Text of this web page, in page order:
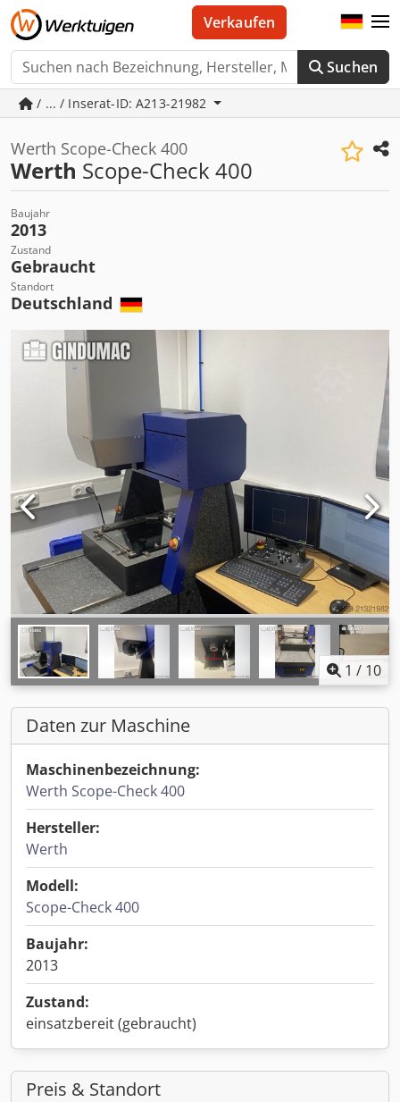
Suchen
Verkaufen
/ ... / Inserat-ID: A213-21982
Werth Scope-Check 400
Werth Scope-Check 400
Baujahr
2013
Zustand
Gebraucht
Standort
Deutschland
1 / 10
Daten zur Maschine
Maschinenbezeichnung:
Werth Scope-Check 400
Hersteller:
Werth
Modell:
Scope-Check 400
Baujahr:
2013
Zustand:
einsatzbereit (gebraucht)
Preis & Standort